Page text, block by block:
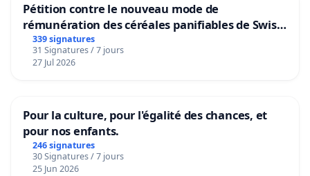
Pétition contre le nouveau mode de
rémunération des céréales panifiables de Swiss
granum basé sur la teneur en protéines
339 signatures
31 Signatures / 7 jours
27 Jul 2026
Pour la culture, pour l'égalité des chances, et
pour nos enfants.
246 signatures
30 Signatures / 7 jours
25 Jun 2026